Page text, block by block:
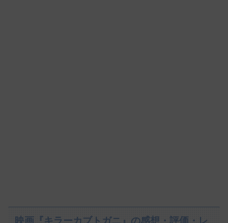
映画『キラーカブトガニ』の感想・評価・レ